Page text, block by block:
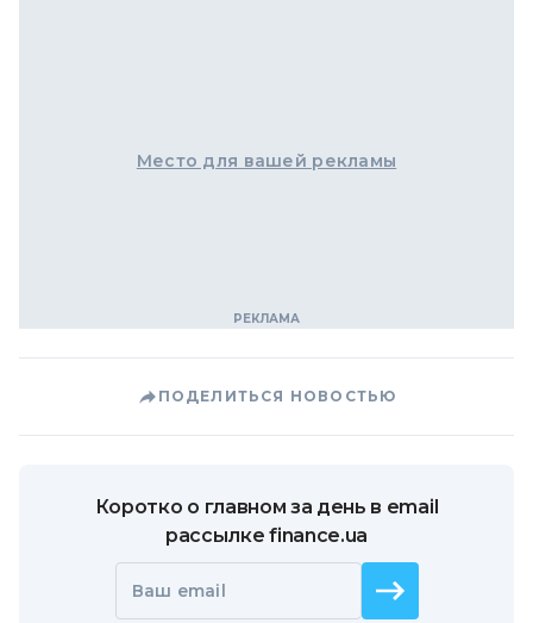
Место для вашей рекламы
ПОДЕЛИТЬСЯ НОВОСТЬЮ
Коротко о главном за день в email
рассылке finance.ua
Ваш email